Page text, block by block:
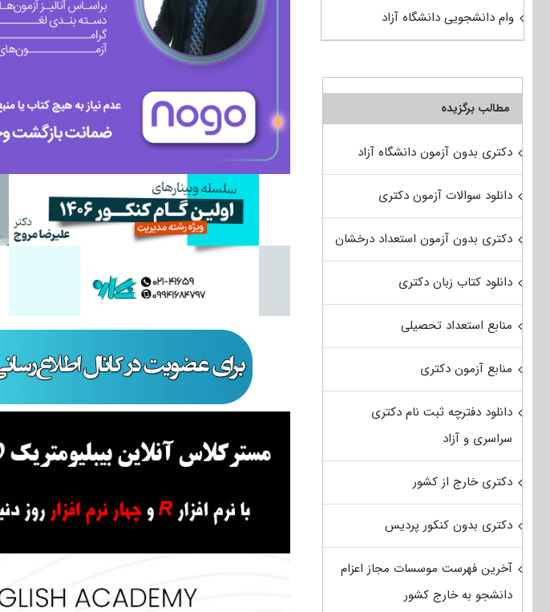
وام دانشجویی دانشگاه آزاد
مطالب برگزیده
دکتری بدون آزمون دانشگاه آزاد
دانلود سوالات آزمون دکتری
دکتری بدون آزمون استعداد درخشان
دانلود کتاب زبان دکتری
منابع استعداد تحصیلی
منابع آزمون دکتری
دانلود دفترچه ثبت نام دکتری
سراسری و آزاد
دکتری خارج از کشور
دکتری بدون کنکور پردیس
آخرین فهرست موسسات مجاز اعزام
دانشجو به خارج کشور